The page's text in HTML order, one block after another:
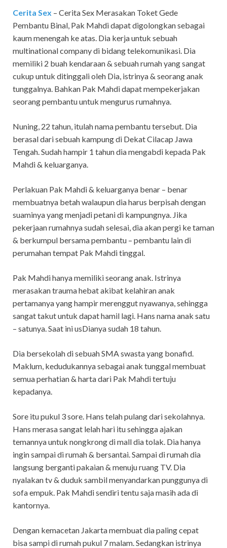
Cerita Sex – Cerita Sex Merasakan Toket Gede
Pembantu Binal, Pak Mahdi dapat digolongkan sebagai
kaum menengah ke atas. Dia kerja untuk sebuah
multinational company di bidang telekomunikasi. Dia
memiliki 2 buah kendaraan & sebuah rumah yang sangat
cukup untuk ditinggali oleh Dia, istrinya & seorang anak
tunggalnya. Bahkan Pak Mahdi dapat mempekerjakan
seorang pembantu untuk mengurus rumahnya.
Nuning, 22 tahun, itulah nama pembantu tersebut. Dia
berasal dari sebuah kampung di Dekat Cilacap Jawa
Tengah. Sudah hampir 1 tahun dia mengabdi kepada Pak
Mahdi & keluarganya.
Perlakuan Pak Mahdi & keluarganya benar – benar
membuatnya betah walaupun dia harus berpisah dengan
suaminya yang menjadi petani di kampungnya. Jika
pekerjaan rumahnya sudah selesai, dia akan pergi ke taman
& berkumpul bersama pembantu – pembantu lain di
perumahan tempat Pak Mahdi tinggal.
Pak Mahdi hanya memiliki seorang anak. Istrinya
merasakan trauma hebat akibat kelahiran anak
pertamanya yang hampir merenggut nyawanya, sehingga
sangat takut untuk dapat hamil lagi. Hans nama anak satu
– satunya. Saat ini usDianya sudah 18 tahun.
Dia bersekolah di sebuah SMA swasta yang bonafid.
Maklum, kedudukannya sebagai anak tunggal membuat
semua perhatian & harta dari Pak Mahdi tertuju
kepadanya.
Sore itu pukul 3 sore. Hans telah pulang dari sekolahnya.
Hans merasa sangat lelah hari itu sehingga ajakan
temannya untuk nongkrong di mall dia tolak. Dia hanya
ingin sampai di rumah & bersantai. Sampai di rumah dia
langsung berganti pakaian & menuju ruang TV. Dia
nyalakan tv & duduk sambil menyandarkan punggunya di
sofa empuk. Pak Mahdi sendiri tentu saja masih ada di
kantornya.
Dengan kemacetan Jakarta membuat dia paling cepat
bisa sampi di rumah pukul 7 malam. Sedangkan istrinya